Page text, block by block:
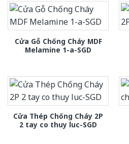
Cửa Gỗ Chống Cháy MDF
Melamine 1-a-SGD
Cửa Thép Chống Cháy 2P
2 tay co thuy luc-SGD